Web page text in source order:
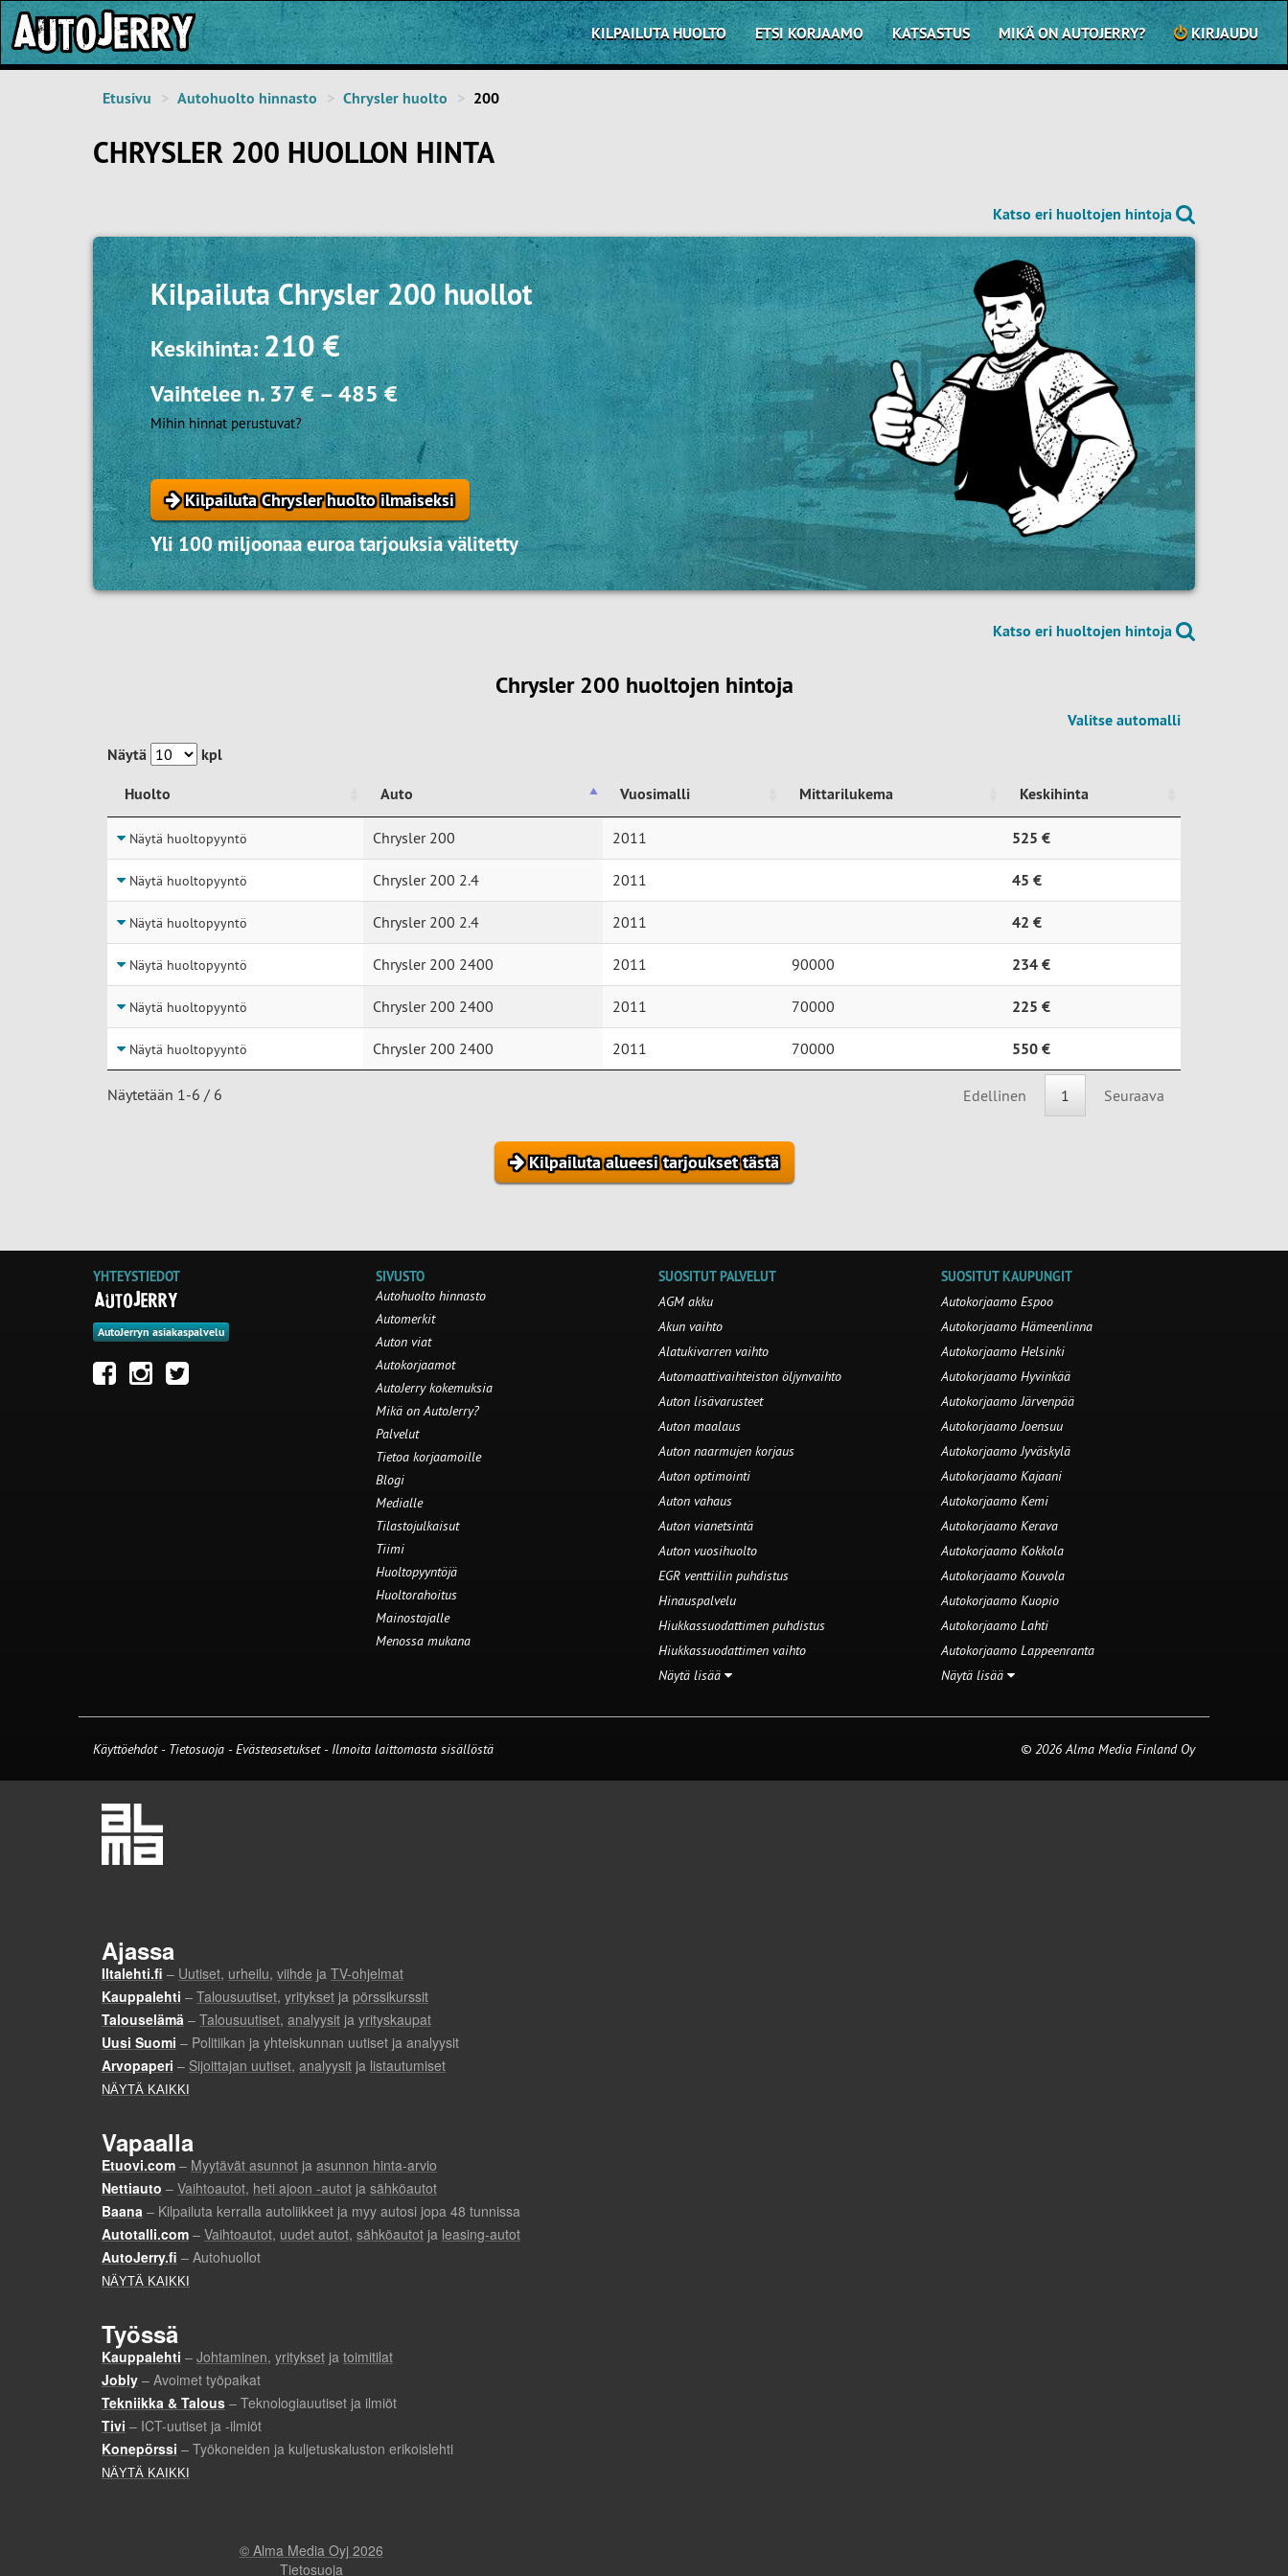
KILPAILUTA HUOLTO ETSI KORJAAMO KATSASTUS MIKÄ ON AUTOJERRY? KIRJAUDU
Etusivu Autohuolto hinnasto Chrysler huolto 200
CHRYSLER 200 HUOLLON HINTA
Katso eri huoltojen hintoja
KilpailutaChrysler 200 huollot
Keskihinta:210 €
Vaihtelee n. 37 €–485 €
Mihin hinnat perustuvat?
Kilpailuta Chrysler huolto ilmaiseksi
Yli 100 miljoonaa euroa tarjouksia välitetty
Katso eri huoltojen hintoja
Chrysler 200 huoltojen hintoja
Valitse automalli
Näytä
kpl
Huolto
Auto Vuosimalli Mittarilukema
Keskihinta
Huolto
Auto Vuosimalli Keskihinta
Näytä huoltopyyntö Chrysler 200 2011 525 €
Näytä huoltopyyntö Chrysler 200 2.4 2011 45 €
Näytä huoltopyyntö Chrysler 200 2.4 2011 42 €
Näytä huoltopyyntö Chrysler 200 2400 2011 90000 234 €
Näytä huoltopyyntö Chrysler 200 2400 2011 70000 225 €
Näytä huoltopyyntö Chrysler 200 2400 2011 70000 550 €
Näytetään 1-6 / 6 Edellinen 1 Seuraava
Kilpailuta alueesi tarjoukset tästä
YHTEYSTIEDOT
AutoJerryn asiakaspalvelu
SIVUSTO
Autohuolto hinnasto
Automerkit
Auton viat
Autokorjaamot
AutoJerry kokemuksia
Mikä on AutoJerry?
Palvelut
Tietoa korjaamoille
Blogi
Medialle
Tilastojulkaisut
Tiimi
Huoltopyyntöjä
Huoltorahoitus
Mainostajalle
Menossa mukana
SUOSITUT PALVELUT
AGM akku
Akun vaihto
Alatukivarren vaihto
Automaattivaihteiston öljynvaihto
Auton lisävarusteet
Auton maalaus
Auton naarmujen korjaus
Auton optimointi
Auton vahaus
Auton vianetsintä
Auton vuosihuolto
EGR venttiilin puhdistus
Hinauspalvelu
Hiukkassuodattimen puhdistus
Hiukkassuodattimen vaihto
Näytä lisää
SUOSITUT KAUPUNGIT
Autokorjaamo Espoo
Autokorjaamo Hämeenlinna
Autokorjaamo Helsinki
Autokorjaamo Hyvinkää
Autokorjaamo Järvenpää
Autokorjaamo Joensuu
Autokorjaamo Jyväskylä
Autokorjaamo Kajaani
Autokorjaamo Kemi
Autokorjaamo Kerava
Autokorjaamo Kokkola
Autokorjaamo Kouvola
Autokorjaamo Kuopio
Autokorjaamo Lahti
Autokorjaamo Lappeenranta
Näytä lisää
Käyttöehdot - Tietosuoja -Evästeasetukset- Ilmoita laittomasta sisällöstä © 2026 Alma Media Finland Oy